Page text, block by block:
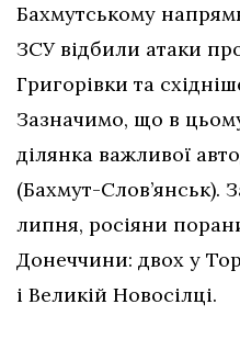
Бахмутському
ЗСУ відбили атаки
Григорівки та
Зазначимо, що в
ділянка важливої
(Бахмут-Слов’янськ).
липня, росіяни
Донеччини: двох у
і Великій Новосілці.